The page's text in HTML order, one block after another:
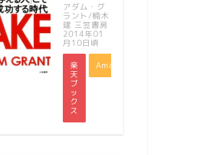
アダム・グ
ラント/楠木
建 三笠書房
2014年01
月10日頃
楽
天
ブ
ッ
ク
ス
Amazon